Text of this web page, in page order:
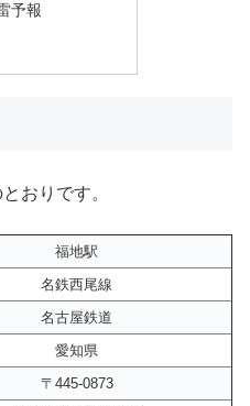
予報
おりです。
福地駅
名鉄西尾線
名古屋鉄道
愛知県
〒445-0873